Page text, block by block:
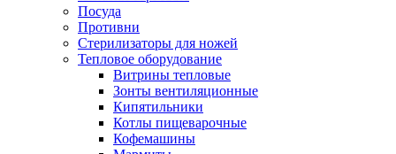
Посуда
Противни
Стерилизаторы для ножей
Тепловое оборудование
Витрины тепловые
Зонты вентиляционные
Кипятильники
Котлы пищеварочные
Кофемашины